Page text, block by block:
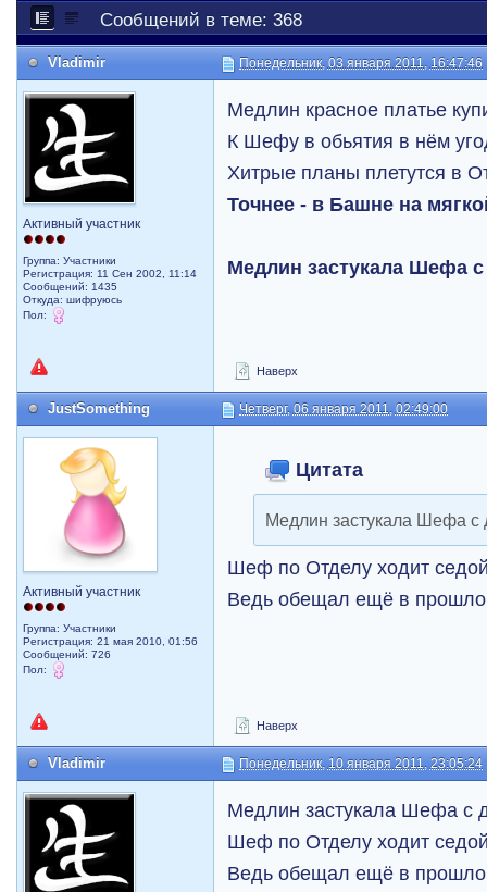
Сообщений в теме: 368
Vladimir Понедельник, 03 января 2011, 16:47:46
Активный участник
Группа: Участники
Регистрация: 11 Сен 2002, 11:14
Сообщений: 1435
Откуда: шифруюсь
Пол:
Медлин красное платье
К Шефу в обьятия в нём
Хитрые планы плетутся в
Точнее - в Башне на
Медлин застукала Шефа с
Наверх
JustSomething Четверг, 06 января 2011, 02:49:00
Активный участник
Группа: Участники
Регистрация: 21 мая 2010, 01:56
Сообщений: 726
Пол:
Цитата
Медлин застукала Шефа с
Шеф по Отделу ходит
Ведь обещал ещё в
Наверх
Vladimir Понедельник, 10 января 2011, 23:05:24
Медлин застукала Шефа с
Шеф по Отделу ходит
Ведь обещал ещё в